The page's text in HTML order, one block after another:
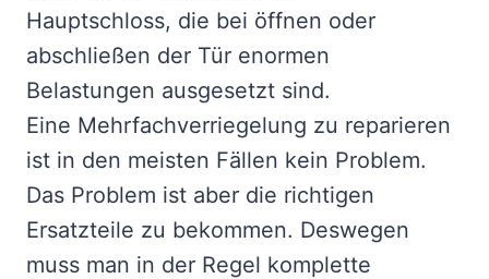
Hauptschloss, die bei öffnen oder
abschließen der Tür enormen
Belastungen ausgesetzt sind.
Eine Mehrfachverriegelung zu reparieren
ist in den meisten Fällen kein Problem.
Das Problem ist aber die richtigen
Ersatzteile zu bekommen. Deswegen
muss man in der Regel komplette